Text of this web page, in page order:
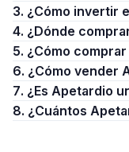
3. ¿Cómo
4. ¿Dónde
5. ¿Cómo
6. ¿Cómo
7. ¿Es Apetardio
8. ¿Cuántos